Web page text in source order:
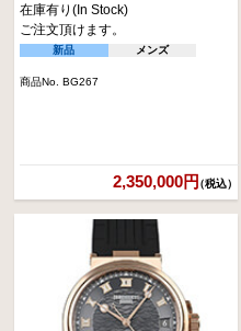
在庫有り(In Stock)
ご注文頂けます。
新品 メンズ
商品No. BG267
2,350,000円（税込）